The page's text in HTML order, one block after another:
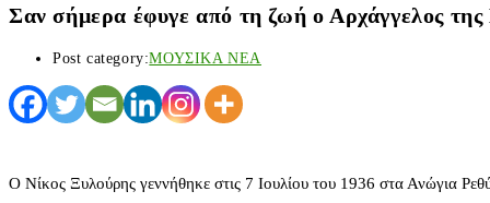
Σαν σήμερα έφυγε από τη ζωή ο Αρχάγγελος
Post category:ΜΟΥΣΙΚΑ ΝΕΑ
Ο Νίκος Ξυλούρης γεννήθηκε στις 7 Ιουλίου του 1936 στα Ανώγια